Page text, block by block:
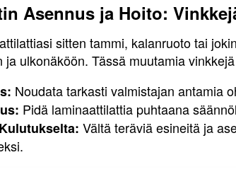
Asennus ja Hoito:
sitten tammi, kalanruoto tai
ja ulkonäköön. Tässä muutamia
Noudata tarkasti valmistajan antamia
Pidä laminaattilattia puhtaana
Vältä teräviä esineitä ja